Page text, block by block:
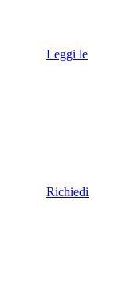
Leggi le
Richiedi